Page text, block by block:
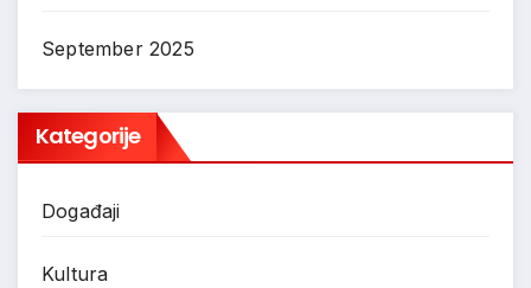
September 2025
Kategorije
Događaji
Kultura